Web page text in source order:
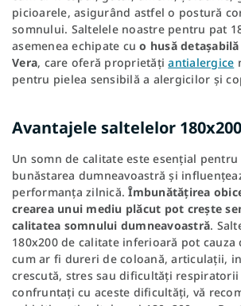
picioarele, asigurând astfel o postură
somnului. Saltelele noastre pentru pat
asemenea echipate cuo husă
Vera, care oferă proprietățiantialergice
pentru pielea sensibilă a alergicilor și
Avantajele saltelelor 180x200
Un somn de calitate este esențial pentru
bunăstarea dumneavoastră și
performanța zilnică.Îmbunătățirea
crearea unui mediu plăcut pot crește
calitatea somnului dumneavoastră.
180x200 de calitate inferioară pot cauza
cum ar fi dureri de coloană, articulații,
crescută, stres sau dificultăți respiratorii
confruntați cu aceste dificultăți, vă